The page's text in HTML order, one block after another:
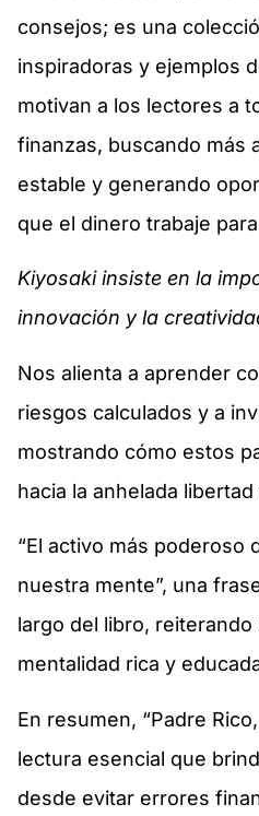
consejos; es una
inspiradoras y ejemplos
motivan a los lectores a
finanzas, buscando más
estable y generando
que el dinero trabaje
Kiyosaki insiste en la
innovación y la
Nos alienta a aprender
riesgos calculados y a
mostrando cómo estos
hacia la anhelada
“El activo más poderoso
nuestra mente”, una
largo del libro,
mentalidad rica y
En resumen, “Padre
lectura esencial que
desde evitar errores